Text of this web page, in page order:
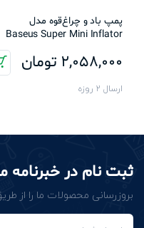
پمپ باد و چراغ‌قوه مدل
Baseus Super Mini Inflator
2,058,000 تومان
ارسال 2 روزه
ثبت نام در خبرنامه
بروزرسانی محصولات ما را از